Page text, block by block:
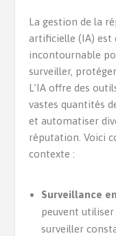
La gestion de la
artificielle (IA) est
incontournable
surveiller,
L’IA offre des
vastes quantités
et automatiser
réputation. Voici
contexte :
Surveillance
peuvent utiliser
surveiller